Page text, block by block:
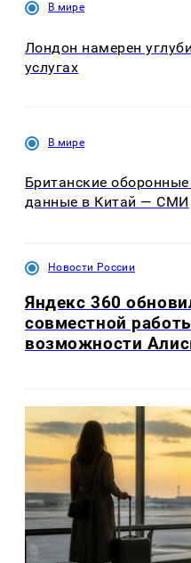
В мире
Лондон намерен
услугах
В мире
Британские
данные в Китай — СМИ
Новости России
Яндекс 360
совместной
возможности